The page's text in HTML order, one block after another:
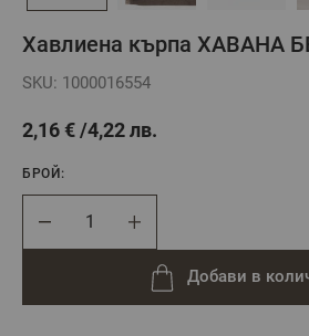
Хавлиена кърпа ХАВАНА
SKU: 1000016554
2,16 € 4,22 лв.
БРОЙ:
Добави в